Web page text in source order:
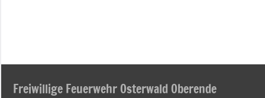
Freiwillige Feuerwehr Osterwald Oberende